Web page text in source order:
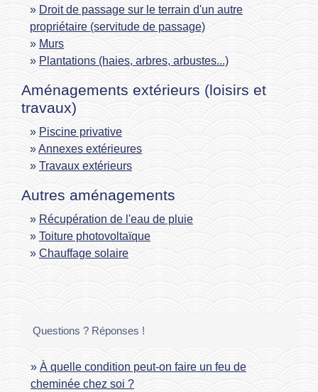
Droit de passage sur le terrain d'un autre
propriétaire (servitude de passage)
Murs
Plantations (haies, arbres, arbustes...)
Aménagements extérieurs (loisirs et
travaux)
Piscine privative
Annexes extérieures
Travaux extérieurs
Autres aménagements
Récupération de l'eau de pluie
Toiture photovoltaïque
Chauffage solaire
Questions ? Réponses !
À quelle condition peut-on faire un feu de
cheminée chez soi ?